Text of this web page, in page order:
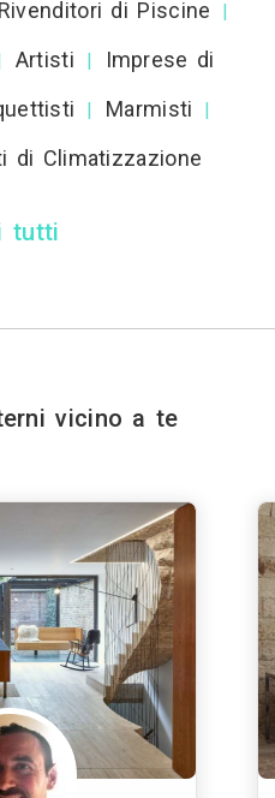
Rivenditori di Piscine |
Artisti |
Imprese di
| Marmisti |
di Climatizzazione
tutti
vicino a te